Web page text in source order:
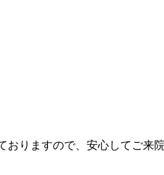
おりますので、安心してご来